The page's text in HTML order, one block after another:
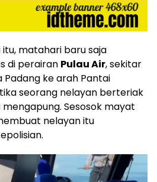
itu, matahari baru saja
di perairan Pulau Air, sekitar
Padang ke arah Pantai
seorang nelayan berteriak
Sesosok mayat
nelayan itu